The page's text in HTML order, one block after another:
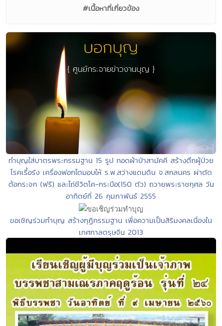
#เนื้อหาที่เกี่ยวข้อง
ทำบุญใส่บาตรพระกรรมฐาน 15 รูป ทอดผ้าป่าสามัคคี สร้างตึกผู้ป่วย
โรคเรื้อรัง เครื่องฟอกไตมอบให้ ร.พ.สว่างแดนดิน จ.สกลนคร ผ่าตัด
ต้อกระจก (ฟรี) และไถ่ชีวิตโค-กระบือ(150 ตัว) ถวายพระราชกุศล วัน
อาทิตย์ที่ 26 กุมภาพันธ์ 2555
ขอเชิญร่วมทำบุญ สร้างกุฏิกรรมฐาน เพื่อความเป็นสิริมงคลเนื่องใน
เทศกาลตรุษจีน 2013